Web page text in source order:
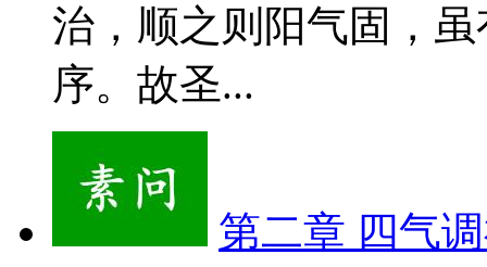
治，顺之则阳气固，
序。故圣...
第二章 四气